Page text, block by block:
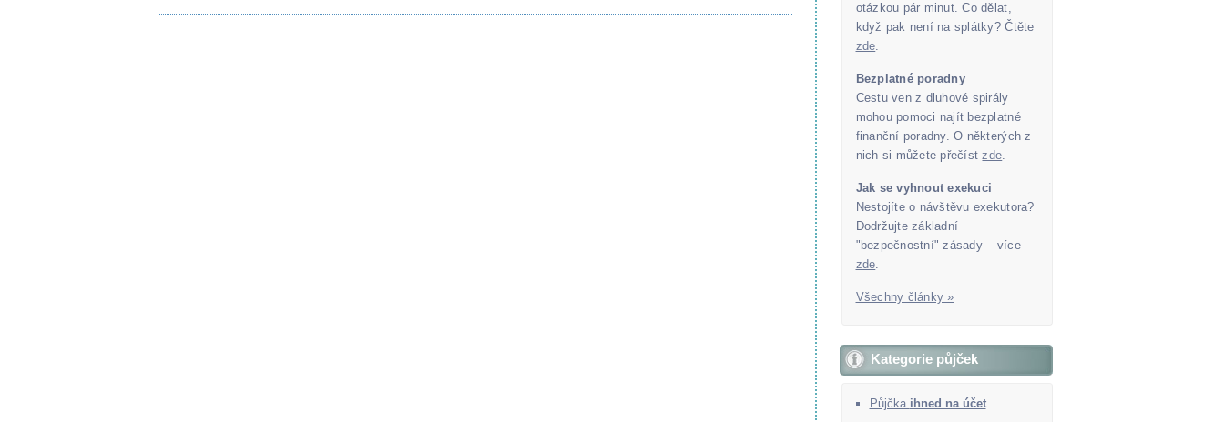
otázkou pár minut. Co dělat,
když pak není na splátky? Čtěte
zde.
Bezplatné poradny
Cestu ven z dluhové spirály
mohou pomoci najít bezplatné
finanční poradny. O některých z
nich si můžete přečístzde.
Jak se vyhnout exekuci
Nestojíte o návštěvu exekutora?
Dodržujte základní
"bezpečnostní" zásady – více
zde.
Všechny články »
Kategorie půjček
Půjčka ihned na účet